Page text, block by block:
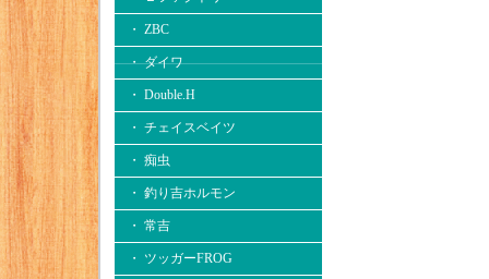
・ ZBC
・ ダイワ
・ Double.H
・ チェイスベイツ
・ 痴虫
・ 釣り吉ホルモン
・ 常吉
・ ツッガーFROG